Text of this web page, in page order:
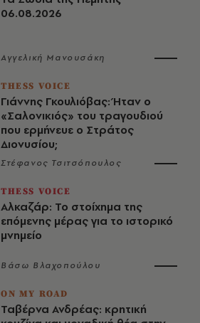
06.08.2026
Αγγελική Μανουσάκη
THESS VOICE
Γιάννης Γκουλιόβας: Ήταν ο
«Σαλονικιός» του τραγουδιού
που ερμήνευε ο Στράτος
Διονυσίου;
Στέφανος Τσιτσόπουλος
THESS VOICE
Αλκαζάρ: Το στοίχημα της
επόμενης μέρας για το ιστορικό
μνημείο
Βάσω Βλαχοπούλου
ON MY ROAD
Ταβέρνα Ανδρέας: κρητική